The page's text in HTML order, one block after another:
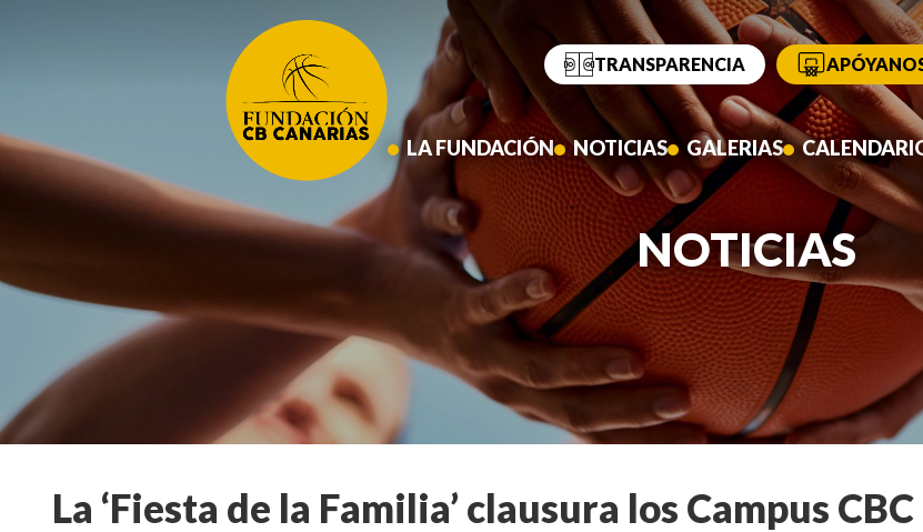
TRANSPARENCIA
LA FUNDACIÓN NOTICIAS GALERIAS
NOTICIAS
La ‘Fiesta de la Familia’ clausura los Campus